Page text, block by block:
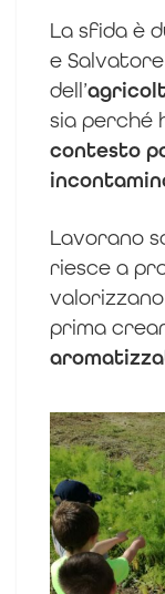
La sfida è
e
dell’
sia perché
contesto
Lavorano
riesce a
prima